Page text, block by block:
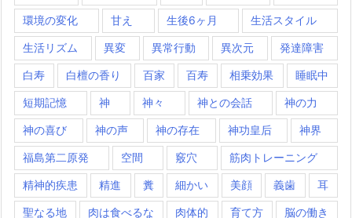
環境の変化 甘え 生後6ヶ月 生活スタイル
生活リズム 異変 異常行動 異次元 発達障害
白寿 白檀の香り 百家 百寿 相乗効果 睡眠中
短期記憶 神 神々 神との会話 神の力
神の喜び 神の声 神の存在 神功皇后 神界
福島第二原発 空間 竅穴 筋肉トレーニング
精神的疾患 精進 糞 細かい 美顔 義歯 耳
聖なる地 肉は食べるな 肉体的 育て方 脳の働き